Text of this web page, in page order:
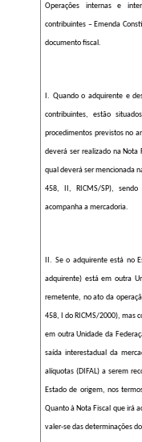
Operações internas e
contribuintes – Emenda
documento fiscal.
I. Quando o adquirente e
contribuintes, estão
procedimentos previstos no
deverá ser realizado na
qual deverá ser mencionada
458, II, RICMS/SP),
acompanha a mercadoria.
II. Se o adquirente está no
adquirente) está em outra
remetente, no ato da
458, I do RICMS/2000), mas
em outra Unidade da
saída interestadual da
alíquotas (DIFAL) a serem
Estado de origem, nos
Quanto à Nota Fiscal que irá
valer-se das determinações